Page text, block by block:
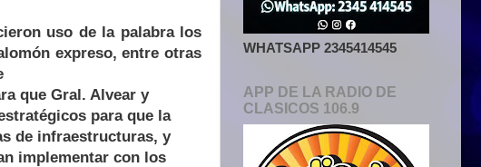
uso de la palabra los
expreso, entre otras
que Gral. Alvear y
para que la
de infraestructuras, y
implementar con los
WHATSAPP 2345414545
APP DE LA RADIO DE
CLASICOS 106.9